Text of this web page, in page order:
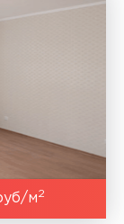
м2